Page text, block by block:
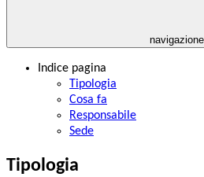
navigazione
Indice pagina
Tipologia
Cosa fa
Responsabile
Sede
Tipologia